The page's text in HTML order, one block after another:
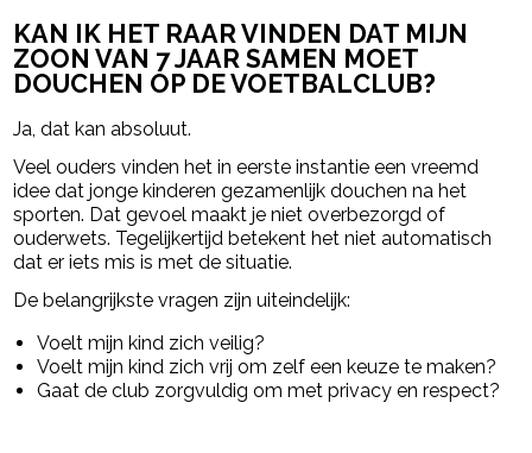
KAN IK HET RAAR VINDEN DAT MIJN
ZOON VAN 7 JAAR SAMEN MOET
DOUCHEN OP DE VOETBALCLUB?
Ja, dat kan absoluut.
Veel ouders vinden het in eerste instantie een vreemd
idee dat jonge kinderen gezamenlijk douchen na het
sporten. Dat gevoel maakt je niet overbezorgd of
ouderwets. Tegelijkertijd betekent het niet automatisch
dat er iets mis is met de situatie.
De belangrijkste vragen zijn uiteindelijk:
Voelt mijn kind zich veilig?
Voelt mijn kind zich vrij om zelf een keuze te maken?
Gaat de club zorgvuldig om met privacy en respect?